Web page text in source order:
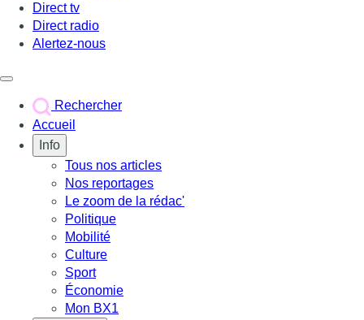
Direct tv
Direct radio
Alertez-nous
Rechercher
Accueil
Info
Tous nos articles
Nos reportages
Le zoom de la rédac'
Politique
Mobilité
Culture
Sport
Économie
Mon BX1